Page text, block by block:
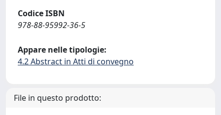
Codice ISBN
978-88-95992-36-5
Appare nelle tipologie:
4.2 Abstract in Atti di convegno
File in questo prodotto: